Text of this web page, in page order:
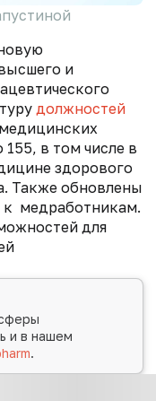
и
должностей
155, в том числе в
здорового
Также обновлены
к медработникам.
для
и в нашем
.